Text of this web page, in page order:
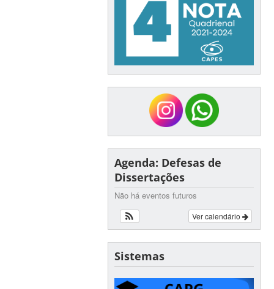
Agenda: Defesas de
Dissertações
Não há eventos futuros
Ver calendário
Sistemas